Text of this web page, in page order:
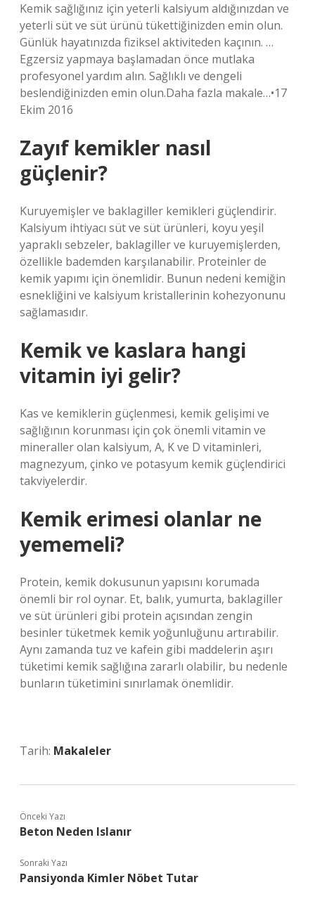
Kemik sağlığınız için yeterli kalsiyum aldığınızdan ve
yeterli süt ve süt ürünü tükettiğinizden emin olun.
Günlük hayatınızda fiziksel aktiviteden kaçının. …
Egzersiz yapmaya başlamadan önce mutlaka
profesyonel yardım alın. Sağlıklı ve dengeli
beslendiğinizden emin olun.Daha fazla makale…•17
Ekim 2016
Zayıf kemikler nasıl
güçlenir?
Kuruyemişler ve baklagiller kemikleri güçlendirir.
Kalsiyum ihtiyacı süt ve süt ürünleri, koyu yeşil
yapraklı sebzeler, baklagiller ve kuruyemişlerden,
özellikle bademden karşılanabilir. Proteinler de
kemik yapımı için önemlidir. Bunun nedeni kemiğin
esnekliğini ve kalsiyum kristallerinin kohezyonunu
sağlamasıdır.
Kemik ve kaslara hangi
vitamin iyi gelir?
Kas ve kemiklerin güçlenmesi, kemik gelişimi ve
sağlığının korunması için çok önemli vitamin ve
mineraller olan kalsiyum, A, K ve D vitaminleri,
magnezyum, çinko ve potasyum kemik güçlendirici
takviyelerdir.
Kemik erimesi olanlar ne
yememeli?
Protein, kemik dokusunun yapısını korumada
önemli bir rol oynar. Et, balık, yumurta, baklagiller
ve süt ürünleri gibi protein açısından zengin
besinler tüketmek kemik yoğunluğunu artırabilir.
Aynı zamanda tuz ve kafein gibi maddelerin aşırı
tüketimi kemik sağlığına zararlı olabilir, bu nedenle
bunların tüketimini sınırlamak önemlidir.
Tarih: Makaleler
Önceki Yazı
Beton Neden Islanır
Sonraki Yazı
Pansiyonda Kimler Nöbet Tutar